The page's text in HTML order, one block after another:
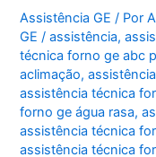
Assistência GE / Por
GE/assistência,
técnica forno ge abc
aclimação,
assistência técnica
forno ge água rasa,
assistência técnica
assistência técnica